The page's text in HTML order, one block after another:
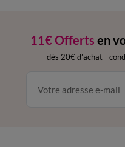
11€ Offerts en
dès 20€ d’achat -